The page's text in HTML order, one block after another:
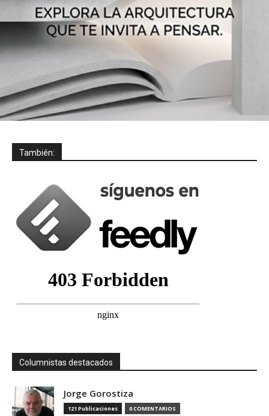
También:
Columnistas destacados
Jorge Gorostiza
121 Publicaciones 0 COMENTARIOS